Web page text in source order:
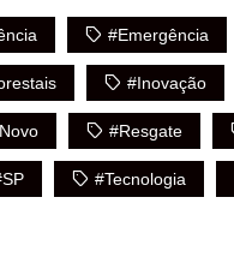
#Emergência
#Inovação
#Resgate
#Tecnologia